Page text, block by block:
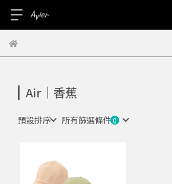
Air｜香蕉
預設排序 所有篩選條件